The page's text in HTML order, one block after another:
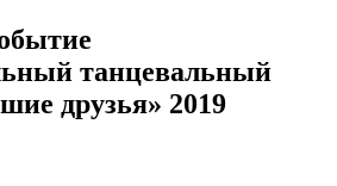
танцевальный
друзья» 2019